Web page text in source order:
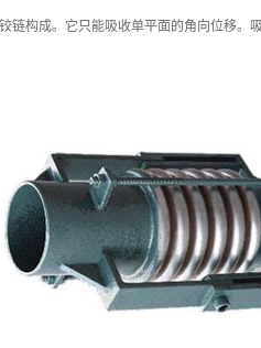
链构成。它只能吸收单平面的角向位移